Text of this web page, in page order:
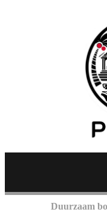
Duurzaam